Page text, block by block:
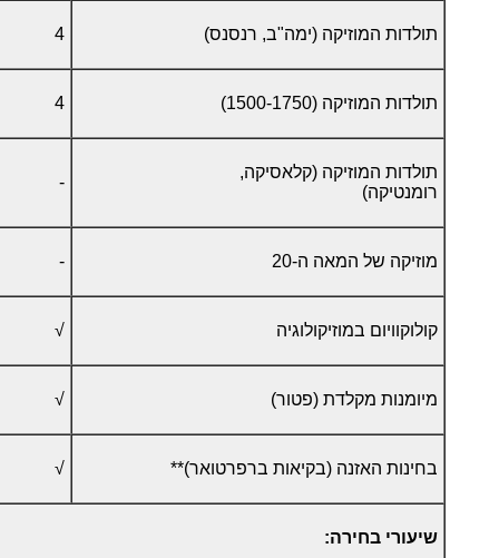
תולדות המוזיקה (ימה"ב, רנסנס) 4
תולדות המוזיקה (1500-1750) 4
תולדות המוזיקה (קלאסיקה,
רומנטיקה)
-
מוזיקה של המאה ה-20 -
קולוקוויום במוזיקולוגיה √
מיומנות מקלדת (פטור) √
בחינות האזנה (בקיאות ברפרטואר)** √
שיעורי בחירה: